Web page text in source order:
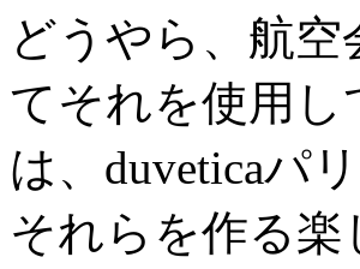
どうやら、航
てそれを使用
は、duveticaパ
それらを作る